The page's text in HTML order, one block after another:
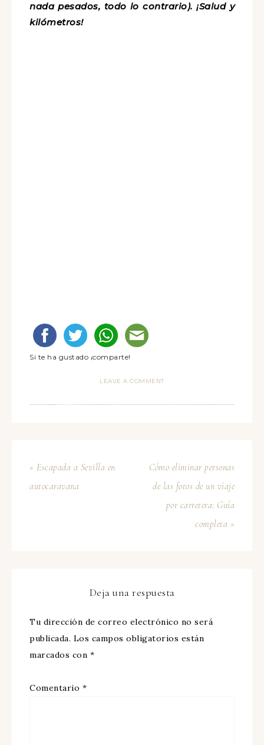
nada pesados, todo lo contrario). ¡Salud y
kilómetros!
Si te ha gustado ¡comparte!
LEAVE A COMMENT
« Escapada a Sevilla en
autocaravana
Cómo eliminar personas
de las fotos de un viaje
por carretera: Guía
completa »
Deja una respuesta
Tu dirección de correo electrónico no será
publicada. Los campos obligatorios están
marcados con *
Comentario *